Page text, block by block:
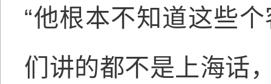
“他根本不知道这些
们讲的都不是上海话